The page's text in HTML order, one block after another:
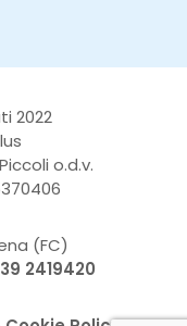
2022
o.d.v.
(FC)
2419420